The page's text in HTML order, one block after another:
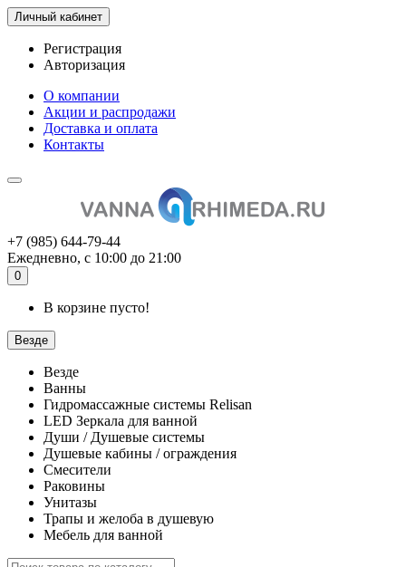
Личный кабинет
Регистрация
Авторизация
О компании
Акции и распродажи
Доставка и оплата
Контакты
+7 (985) 644-79-44
Ежедневно, с 10:00 до 21:00
0
В корзине пусто!
Везде
Везде
Ванны
Гидромассажные системы Relisan
LED Зеркала для ванной
Души / Душевые системы
Душевые кабины / ограждения
Смесители
Раковины
Унитазы
Трапы и желоба в душевую
Мебель для ванной